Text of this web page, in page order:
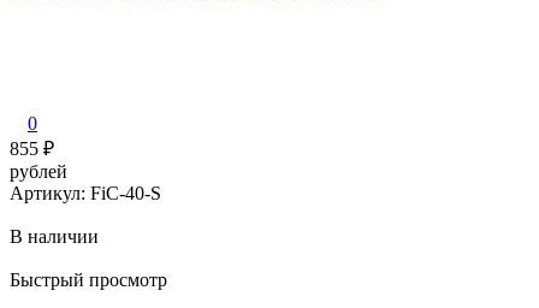
0
855 ₽
рублей
Артикул: FiC-40-S
В наличии
Быстрый просмотр